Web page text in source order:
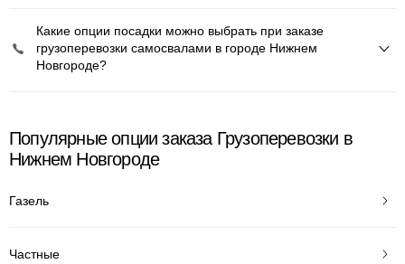
Какие опции посадки можно выбрать при заказе
грузоперевозки самосвалами в городе Нижнем
Новгороде?
Популярные опции заказа Грузоперевозки в
Нижнем Новгороде
Газель
Частные